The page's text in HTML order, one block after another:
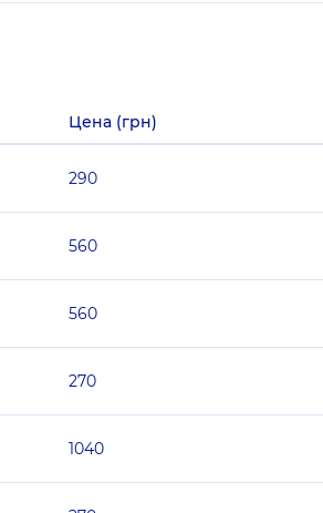
Цена (грн)
290
560
560
270
1040